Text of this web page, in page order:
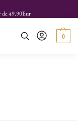
49.90Eur
0